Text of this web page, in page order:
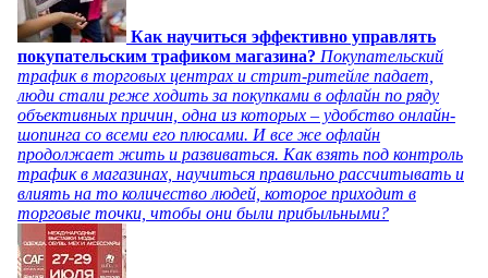
Как научиться эффективно управлять
покупательским трафиком магазина? Покупательский
трафик в торговых центрах и стрит-ритейле падает,
люди стали реже ходить за покупками в офлайн по ряду
объективных причин, одна из которых – удобство онлайн-
шопинга со всеми его плюсами. И все же офлайн
продолжает жить и развиваться. Как взять под контроль
трафик в магазинах, научиться правильно рассчитывать и
влиять на то количество людей, которое приходит в
торговые точки, чтобы они были прибыльными?